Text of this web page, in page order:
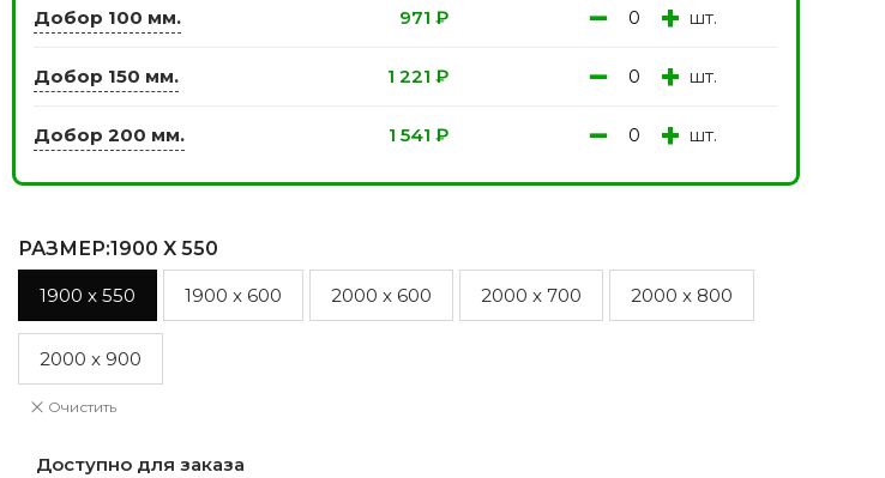
Двери SOFT TOUCH
8 моделей
Добор 100 мм. 971 ₽ − + шт.
Добор 150 мм. 1 221 ₽ − + шт.
Добор 200 мм. 1 541 ₽ − + шт.
РАЗМЕР:1900 X 550
1900 x 550 1900 x 600 2000 x 600 2000 x 700 2000 x 800
2000 x 900
Очистить
Доступно для заказа